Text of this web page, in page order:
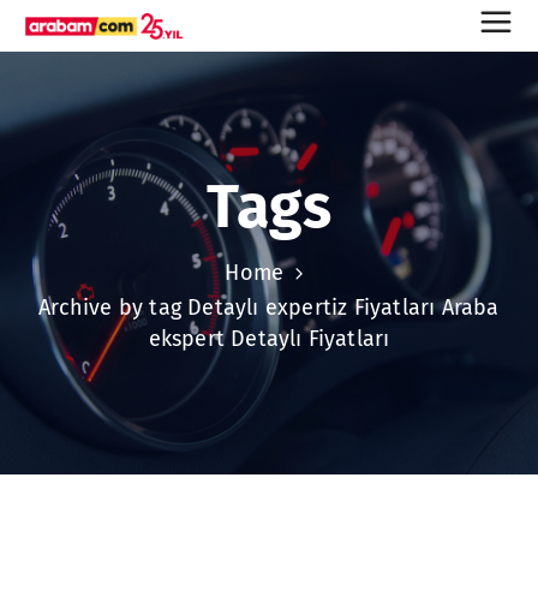
Tags
Home
Archive by tag Detaylı expertiz Fiyatları Araba
ekspert Detaylı Fiyatları